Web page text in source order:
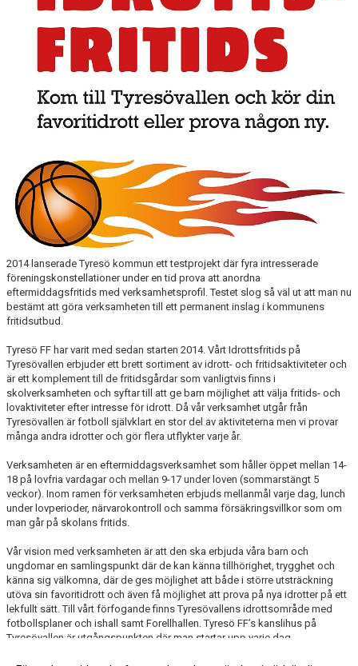
2014 lanserade Tyresö kommun ett testprojekt där fyra intresserade
föreningskonstellationer under en tid prova att anordna
eftermiddagsfritids med verksamhetsprofil. Testet slog så väl ut att man nu
bestämt att göra verksamheten till ett permanent inslag i kommunens
fritidsutbud.
Tyresö FF har varit med sedan starten 2014. Vårt Idrottsfritids på
Tyresövallen erbjuder ett brett sortiment av idrott- och fritidsaktiviteter och
är ett komplement till de fritidsgårdar som vanligtvis finns i
skolverksamheten och syftar till att ge barn möjlighet att välja fritids- och
lovaktiviteter efter intresse för idrott. Då vår verksamhet utgår från
Tyresövallen är fotboll självklart en stor del av aktiviteterna men vi provar
många andra idrotter och gör flera utflykter varje år.
Verksamheten är en eftermiddagsverksamhet som håller öppet mellan 14-
18 på lovfria vardagar och mellan 9-17 under loven (sommarstängt 5
veckor). Inom ramen för verksamheten erbjuds mellanmål varje dag, lunch
under lovperioder, närvarokontroll och samma försäkringsvillkor som om
man går på skolans fritids.
Vår vision med verksamheten är att den ska erbjuda våra barn och
ungdomar en samlingspunkt där de kan känna tillhörighet, trygghet och
känna sig välkomna, där de ges möjlighet att både i större utsträckning
utöva sin favoritidrott och även få möjlighet att prova på nya idrotter på ett
lekfullt sätt. Till vårt förfogande finns Tyresövallens idrottsområde med
fotbollsplaner och ishall samt Forellhallen. Tyresö FF’s kanslihus på
Tyresövallen är utgångspunkten där man startar upp varje dag.